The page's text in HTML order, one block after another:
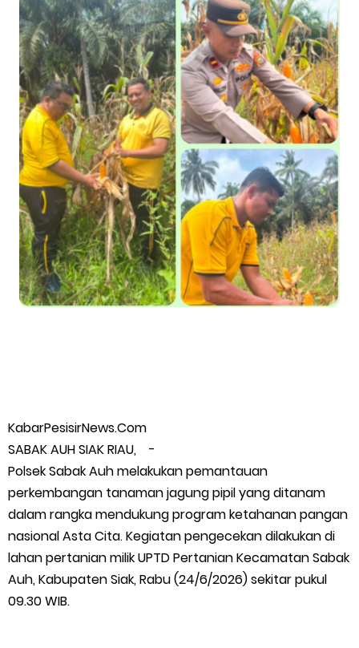
Putih
Pulihkan Konektivitas Pascabencana, HKI Rampungkan
Penanganan Jalur Lembah Anai dan Malalak
Bupati Asmar Lepas 77 Kontingen Pramuka Meranti Ikuti
Jambore Nasional XII 2026 di Cibubur
Polres Kepulauan Meranti Gelar Ekspedisi Merah Putih" Jalin
Sinergitas dengan Insan Pers, Komunitas dan Mahasiswa
PLN Selat Panjang Minta Maaf, Janji Datangkan Mesin Sewa
PLN: Hentikan Pemadaman dan Beri Kompensasi
FPMP.TB Bersama OPP Teluk Belitung, Dan Perwakilan
Masyarakat Desa Se- Kecamatan Merbau Datangi PLTG
Melibur
Bupati Asmar Perkuat Sinergi dengan Danposal Selatpanjang,
KabarPesisirNews.Com
SABAK AUH SIAK RIAU, -
Polsek Sabak Auh melakukan pemantauan
perkembangan tanaman jagung pipil yang ditanam
dalam rangka mendukung program ketahanan pangan
nasional Asta Cita. Kegiatan pengecekan dilakukan di
lahan pertanian milik UPTD Pertanian Kecamatan Sabak
Auh, Kabupaten Siak, Rabu (24/6/2026) sekitar pukul
09.30 WIB.